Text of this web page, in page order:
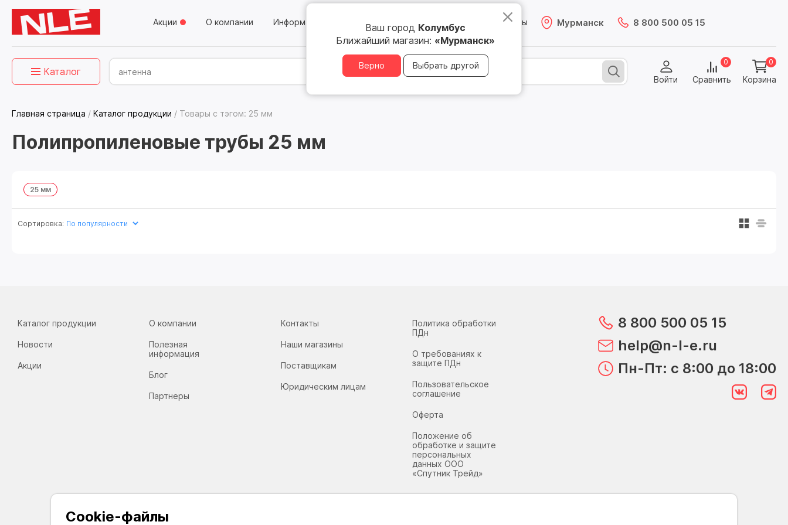
Акции О компании Информация Юридическим лицам Магазины Мурманск
Ваш город Колумбус
Ближайший магазин: «Мурманск»
Верно Выбрать другой
8 800 500 05 15
Каталог
Войти Сравнить
0
Корзина
0
Главная страница / Каталог продукции / Товары с тэгом: 25 мм
Полипропиленовые трубы 25 мм
25 мм
Сортировка:
Каталог продукции
Новости
Акции
О компании
Полезная
информация
Блог
Партнеры
Контакты
Наши магазины
Поставщикам
Юридическим лицам
Политика обработки
ПДн
О требованиях к
защите ПДн
Пользовательское
соглашение
Оферта
Положение об
обработке и защите
персональных
данных ООО
«Спутник Трейд»
8 800 500 05 15
help@n-l-e.ru
Пн-Пт: с 8:00 до 18:00
Cookie-файлы